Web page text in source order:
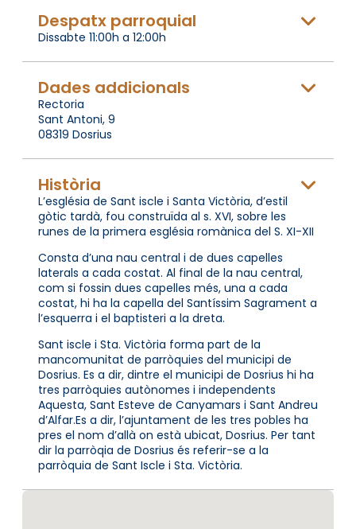
Despatx parroquial
Dissabte 11:00h a 12:00h
Dades addicionals
Rectoria
Sant Antoni, 9
08319 Dosrius
Història
L’església de Sant iscle i Santa Victòria, d’estil
gòtic tardà, fou construïda al s. XVI, sobre les
runes de la primera església romànica del S. XI-XII
Consta d’una nau central i de dues capelles
laterals a cada costat. Al final de la nau central,
com si fossin dues capelles més, una a cada
costat, hi ha la capella del Santíssim Sagrament a
l’esquerra i el baptisteri a la dreta.
Sant iscle i Sta. Victòria forma part de la
mancomunitat de parròquies del municipi de
Dosrius. Es a dir, dintre el municipi de Dosrius hi ha
tres parròquies autònomes i independents
Aquesta, Sant Esteve de Canyamars i Sant Andreu
d’Alfar.Es a dir, l’ajuntament de les tres pobles ha
pres el nom d’allà on està ubicat, Dosrius. Per tant
dir la parròqia de Dosrius és referir-se a la
parròquia de Sant Iscle i Sta. Victòria.